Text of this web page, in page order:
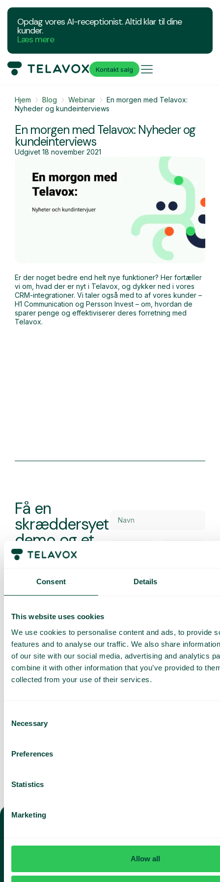
Consent Details
This website uses cookies
We use cookies to personalise content and ads, to provide
features and to analyse our traffic. We also share
of our site with our social media, advertising and analytics
combine it with other information that you’ve provided to
collected from your use of their services.
Selection
Necessary
Preferences
Statistics
Marketing
Allow all
Opdag vores AI-receptionist. Altid klar til dine
kunder.
Læs mere
Kontakt salg
Hjem Blog Webinar
En morgen med Telavox:
Nyheder og kundeinterviews
En morgen med Telavox: Nyheder og
kundeinterviews
Udgivet 18 november 2021
Er der noget bedre end helt nye funktioner? Her fortæller
vi om, hvad der er nyt i Telavox, og dykker ned i vores
CRM-integrationer. Vi taler også med to af vores kunder –
H1 Communication og Persson Invest – om, hvordan de
sparer penge og effektiviserer deres forretning med
Telavox.
Få en
skræddersyet
demo og et
tilbud
Udforsk mulighederne
for dig og dit team
Baseret på 430 anmeldelser
Jeg har læst Telavox
Noticeog accepterer